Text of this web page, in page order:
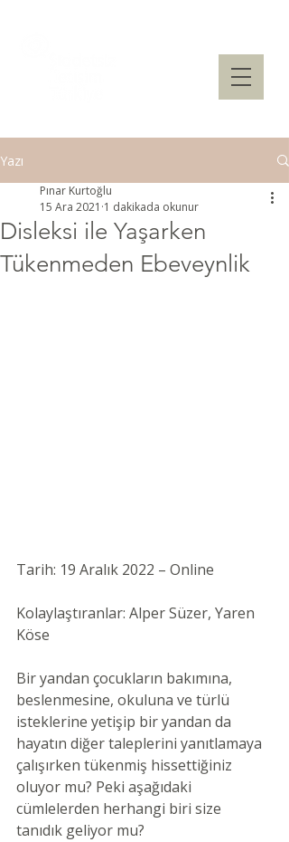
Yazı
Disleksi ile Yaşarken
Tükenmeden Ebeveynlik
Pınar Kurtoğlu
15 Ara 2021 1 dakikada okunur
Tarih: 19 Aralık 2022 – Online
Kolaylaştıranlar: Alper Süzer, Yaren
Köse
Bir yandan çocukların bakımına,
beslenmesine, okuluna ve türlü
isteklerine yetişip bir yandan da
hayatın diğer taleplerini yanıtlamaya
çalışırken tükenmiş hissettiğiniz
oluyor mu? Peki aşağıdaki
cümlelerden herhangi biri size
tanıdık geliyor mu?